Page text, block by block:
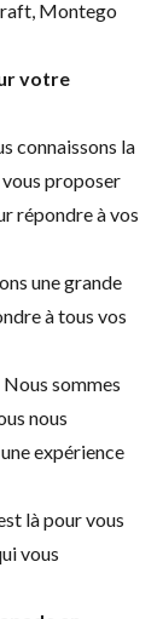
Montego
votre
connaissons la
proposer
répondre à vos
une grande
à tous vos
Nous sommes
nous
expérience
là pour vous
vous